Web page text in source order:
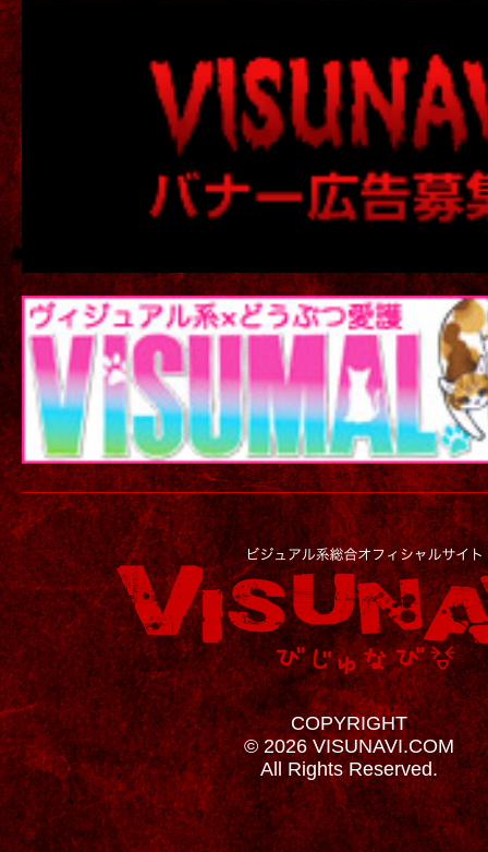
COPYRIGHT
© 2026 VISUNAVI.COM
All Rights Reserved.